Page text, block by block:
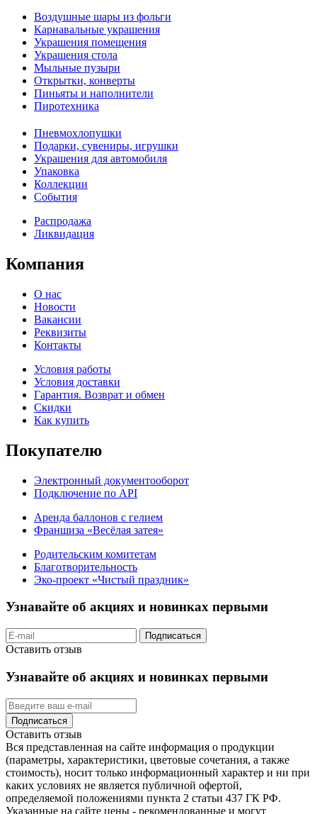
Воздушные шары из фольги
Карнавальные украшения
Украшения помещения
Украшения стола
Мыльные пузыри
Открытки, конверты
Пиньяты и наполнители
Пиротехника
Пневмохлопушки
Подарки, сувениры, игрушки
Украшения для автомобиля
Упаковка
Коллекции
События
Распродажа
Ликвидация
Компания
О нас
Новости
Вакансии
Реквизиты
Контакты
Условия работы
Условия доставки
Гарантия. Возврат и обмен
Скидки
Как купить
Покупателю
Электронный документооборот
Подключение по API
Аренда баллонов с гелием
Франшиза «Весёлая затея»
Родительским комитетам
Благотворительность
Эко-проект «Чистый праздник»
Узнавайте об акциях и новинках первыми
Подписаться
Оставить отзыв
Узнавайте об акциях и новинках первыми
Подписаться
Оставить отзыв
Вся представленная на сайте информация о продукции
(параметры, характеристики, цветовые сочетания, а также
стоимость), носит только информационный характер и ни при
каких условиях не является публичной офертой,
определяемой положениями пункта 2 статьи 437 ГК РФ.
Указанные на сайте цены - рекомендованные и могут